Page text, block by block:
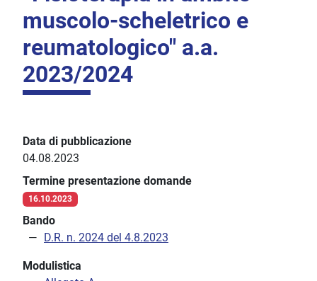
muscolo-scheletrico e
reumatologico" a.a.
2023/2024
Data di pubblicazione
04.08.2023
Termine presentazione domande
16.10.2023
Bando
D.R. n. 2024 del 4.8.2023
Modulistica